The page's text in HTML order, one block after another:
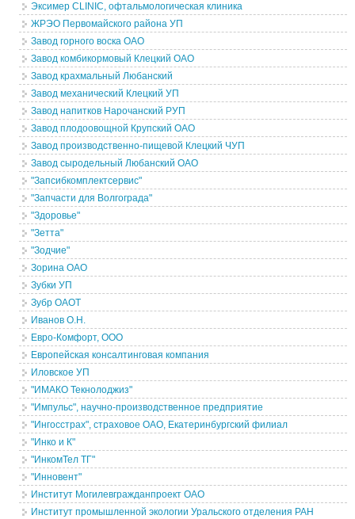
Эксимер CLINIC, офтальмологическая клиника
ЖРЭО Первомайского района УП
Завод горного воска ОАО
Завод комбикормовый Клецкий ОАО
Завод крахмальный Любанский
Завод механический Клецкий УП
Завод напитков Нарочанский РУП
Завод плодоовощной Крупский ОАО
Завод производственно-пищевой Клецкий ЧУП
Завод сыродельный Любанский ОАО
"Запсибкомплектсервис"
"Запчасти для Волгограда"
"Здоровье"
"Зетта"
"Зодчие"
Зорина ОАО
Зубки УП
Зубр ОАОТ
Иванов О.Н.
Евро-Комфорт, ООО
Европейская консалтинговая компания
Иловское УП
"ИМАКО Текнолоджиз"
"Импульс", научно-производственное предприятие
"Ингосстрах", страховое ОАО, Екатеринбургский филиал
"Инко и К"
"ИнкомТел ТГ"
"Инновент"
Институт Могилевгражданпроект ОАО
Институт промышленной экологии Уральского отделения РАН